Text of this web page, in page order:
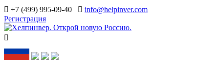
+7 (499) 995-09-40
info@helpinver.com
Регистрация